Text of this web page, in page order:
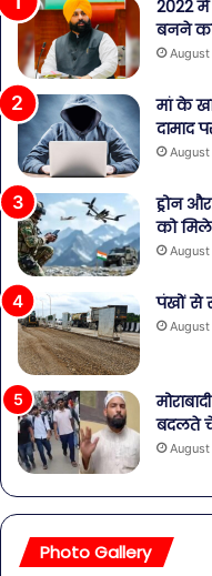
2022 में
बनने का
मां के
दामाद
ड्रोन
को
पंखों से
बदलते
Photo Gallery